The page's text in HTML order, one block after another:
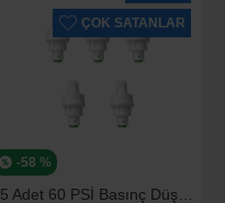
ÇOK SATANLAR
-58 %